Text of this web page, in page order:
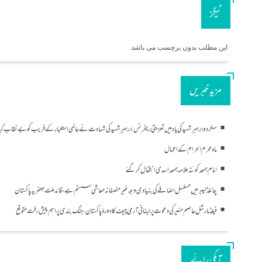
ٹیگز
این مطلب بدون برچسب می باشد.
مزید خبریں
سکردو؛ رہبرِ شہید کی یاد میں تعزیتی ریفرنس: رہبرِ شہید کی شہادت نے عالمی استکبار کے فریب کو بے نقاب
ماہ محرم الحرام کے اعمال
امام جمعہ کوئٹہ علامہ جمعہ اسدی انتقال کر گئے
چائلڈ لیبر میں مسلسل اضافے کی بنیادی وجہ غیرمنصفانہ معاشی سسٹم ہے، قائد ملت جعفریہ پاکستان
فیلڈ مارشل عاصم منیر کی دعوت پر لبنانی آرمی چیف کا دورۂ پاکستان، جنگ بندی پر اہم پیش رفت متوقع